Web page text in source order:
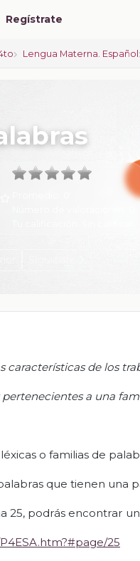
Regístrate
Lengua Materna. Español
características de los
a una
o familias de
que tienen
25, podrás encontrar
25